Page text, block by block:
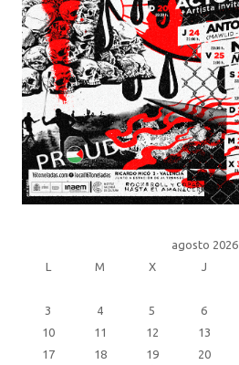
agosto 2026
L
M X J
3
4 5 6
10
11 12 13
17
18 19 20